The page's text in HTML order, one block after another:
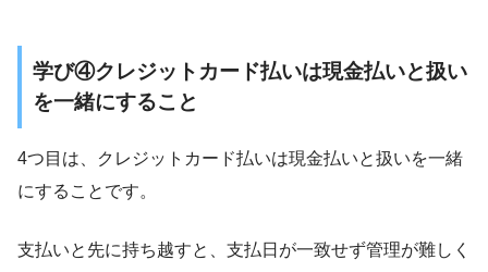
学び④クレジットカード払いは現金払いと扱い
を一緒にすること
4つ目は、クレジットカード払いは現金払いと扱いを一緒
にすることです。
支払いと先に持ち越すと、支払日が一致せず管理が難しく